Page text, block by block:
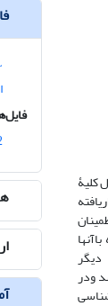
کلیۀ
مصاحبه ‌نیمه‌ساختاریافته
نمونه‌گیری هدفمند،ازنظر 36 استاد دیگر
ودر
و320شاخص ازپدیدارشناسی
2.doc